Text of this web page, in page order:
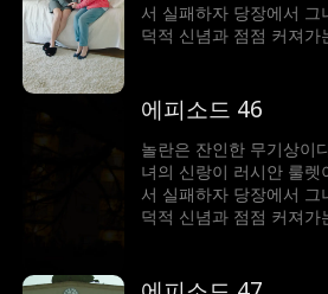
서 실패하자 당장에서 그
덕적 신념과 점점 커져
에피소드 46
놀란은 잔인한 무기상이
녀의 신랑이 러시안 룰렛
서 실패하자 당장에서 그
덕적 신념과 점점 커져